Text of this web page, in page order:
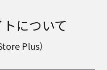
について
Plus）